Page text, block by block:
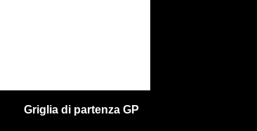
Griglia di partenza GP